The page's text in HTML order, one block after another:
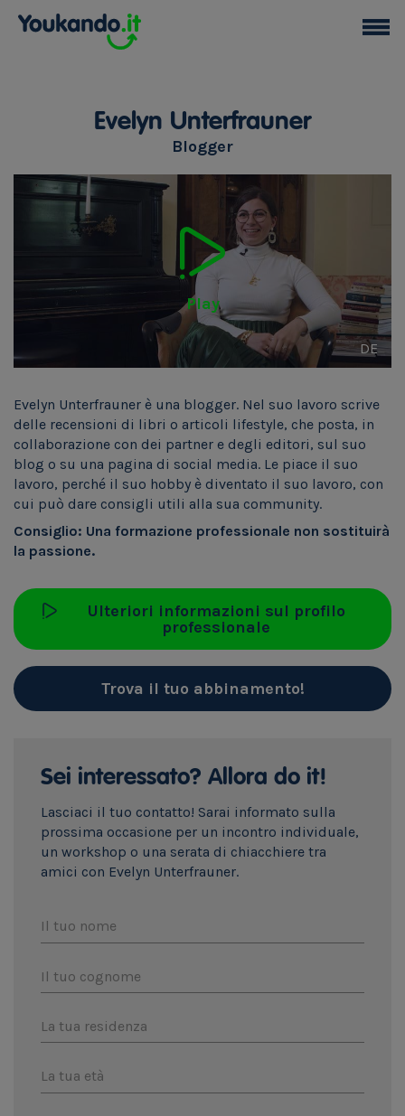
Evelyn Unterfrauner
Blogger
Play
DE
Evelyn Unterfrauner è una blogger. Nel suo lavoro scrive
delle recensioni di libri o articoli lifestyle, che posta, in
collaborazione con dei partner e degli editori, sul suo
blog o su una pagina di social media. Le piace il suo
lavoro, perché il suo hobby è diventato il suo lavoro, con
cui può dare consigli utili alla sua community.
Consiglio: Una formazione professionale non sostituirà
la passione.
Ulteriori informazioni sul profilo
professionale
Trova il tuo abbinamento!
Sei interessato? Allora do it!
Lasciaci il tuo contatto! Sarai informato sulla
prossima occasione per un incontro individuale,
un workshop o una serata di chiacchiere tra
amici con Evelyn Unterfrauner.
Il tuo nome
Il tuo cognome
La tua residenza
La tua età